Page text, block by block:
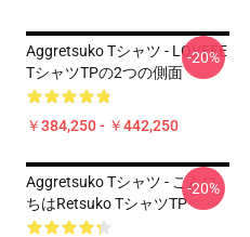
Aggretsuko Tシャツ - LOVEEE
TシャツTPの2つの側面
￥384,250 - ￥442,250
-20%
Aggretsuko Tシャツ - こんに
ちはRetsuko TシャツTP
-20%